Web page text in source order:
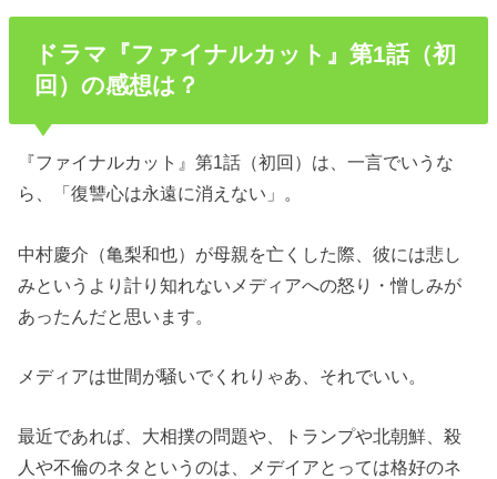
ドラマ『ファイナルカット』第1話（初
回）の感想は？
『ファイナルカット』第1話（初回）は、一言でいうな
ら、「復讐心は永遠に消えない」。
中村慶介（亀梨和也）が母親を亡くした際、彼には悲し
みというより計り知れないメディアへの怒り・憎しみが
あったんだと思います。
メディアは世間が騒いでくれりゃあ、それでいい。
最近であれば、大相撲の問題や、トランプや北朝鮮、殺
人や不倫のネタというのは、メデイアとっては格好のネ